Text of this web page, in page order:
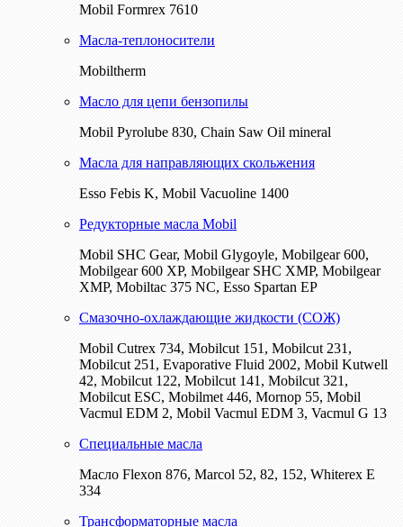
Mobil Formrex 7610
Масла-теплоносители
Mobiltherm
Масло для цепи бензопилы
Mobil Pyrolube 830, Chain Saw Oil mineral
Масла для направляющих скольжения
Esso Febis K, Mobil Vacuoline 1400
Редукторные масла Mobil
Mobil SHC Gear, Mobil Glygoyle, Mobilgear 600,
Mobilgear 600 XP, Mobilgear SHC XMP, Mobilgear
XМP, Mobiltac 375 NC, Esso Spartan EP
Смазочно-охлаждающие жидкости (СОЖ)
Mobil Cutrex 734, Mobilcut 151, Mobilcut 231,
Mobilcut 251, Evaporative Fluid 2002, Mobil Kutwell
42, Mobilcut 122, Mobilcut 141, Mobilcut 321,
Mobilcut ESC, Mobilmet 446, Mornop 55, Mobil
Vacmul EDM 2, Mobil Vacmul EDM 3, Vacmul G 13
Специальные масла
Масло Flexon 876, Marcol 52, 82, 152, Whiterex E
334
Трансформаторные масла